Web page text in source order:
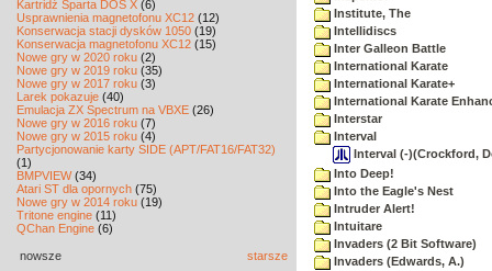
Kartridż Sparta DOS X (6)
Usprawnienia magnetofonu XC12 (12)
Konserwacja stacji dysków 1050 (19)
Konserwacja magnetofonu XC12 (15)
Nowe gry w 2020 roku (2)
Nowe gry w 2019 roku (35)
Nowe gry w 2017 roku (3)
Larek pokazuje (40)
Emulacja ZX Spectrum na VBXE (26)
Nowe gry w 2016 roku (7)
Nowe gry w 2015 roku (4)
Partycjonowanie karty SIDE (APT/FAT16/FAT32)
(1)
BMPVIEW(34)
Atari ST dla opornych (75)
Nowe gry w 2014 roku (19)
Tritone engine (11)
QChan Engine (6)
nowsze starsze
Institute, The
Intellidiscs
Inter Galleon Battle
International Karate
International Karate+
International Karate
Interstar
Interval
Interval (-)(Crockford,
Into Deep!
Into the Eagle's Nest
Intruder Alert!
Intuitare
Invaders (2 Bit Software)
Invaders (Edwards, A.)